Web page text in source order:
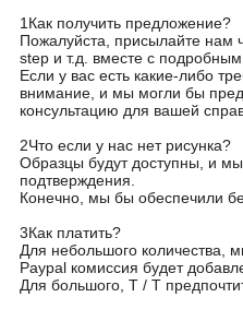
1Как получить предложение?
Пожалуйста, присылайте нам
step и т.д. вместе с подробным
Если у вас есть какие-либо
внимание, и мы могли бы
консультацию для вашей
2Что если у нас нет рисунка?
Образцы будут доступны, и
подтверждения.
Конечно, мы бы обеспечили
3Как платить?
Для небольшого количества,
Paypal комиссия будет
Для большого, T / T